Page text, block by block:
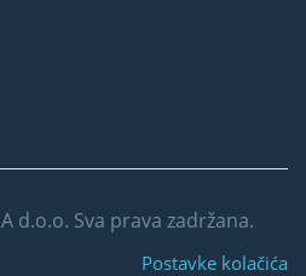
d.o.o. Sva prava zadržana.
Postavke kolačića